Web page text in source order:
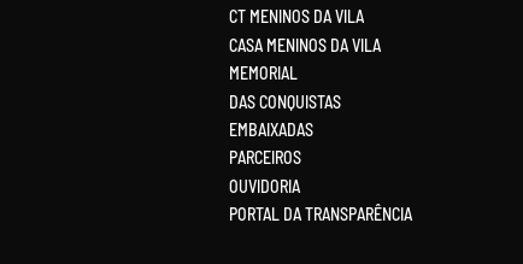
CT MENINOS DA VILA
CASA MENINOS DA VILA
MEMORIAL
DAS CONQUISTAS
EMBAIXADAS
PARCEIROS
OUVIDORIA
PORTAL DA TRANSPARÊNCIA